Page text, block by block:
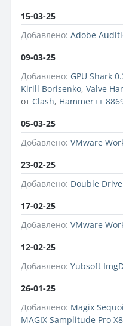
15-03-25
Добавлено: Adobe
09-03-25
Добавлено: GPU Shark
Kirill Borisenko, Valve
от Clash, Hammer++
05-03-25
Добавлено: VMware
23-02-25
Добавлено: Double
17-02-25
Добавлено: VMware
12-02-25
Добавлено: Yubsoft
26-01-25
Добавлено: Magix
MAGIX Samplitude Pro